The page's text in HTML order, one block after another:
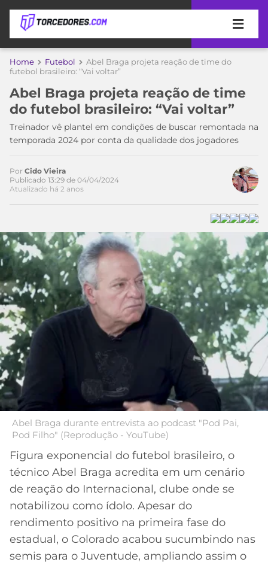
APOSTAS
DE
APOSTA
MELHORES
SITES
DE
APOSTAS
2026
PROMOCIONAL
BETBOOM
CÓDIGO
DE
INDICAÇÃO
BET365
MELHORES
APPS
DE
CASSINOS
ONLINE
MELHORES
CASSINOS
ONLINE
COPA
DO
MUNDO
TIMES
MEU
PALMEIRAS
CORINTHIANS
SÃO
FLAMENGO
FLUMINENSE
BOTAFOGO
VASCO
INTERNACIONAL
CAMPEONATOS
BRASILEIRÃO
SÉRIE
A
LIBERTADORES
PREMIER
LEAGUE
COPA
SUL-
AMERICANA
LIGA
DOS
CAMPEÕES
LALIGA
MÍDIA
ESPORTIVA
MERCADO
DA
BOLA
PALPITES
Home Futebol
Abel Braga projeta reação de time do
futebol brasileiro: “Vai voltar”
Abel Braga projeta reação de time
do futebol brasileiro: “Vai voltar”
Treinador vê plantel em condições de buscar remontada na
temporada 2024 por conta da qualidade dos jogadores
Acesse o perfil do autor
no Twitter
Por Cido Vieira
Publicado 13:29 de 04/04/2024
Atualizado há 2 anos
Abel Braga durante entrevista ao podcast "Pod Pai,
Pod Filho" (Reprodução - YouTube)
Figura exponencial do futebol brasileiro, o
técnico Abel Braga acredita em um cenário
de reação do Internacional, clube onde se
notabilizou como ídolo. Apesar do
rendimento positivo na primeira fase do
estadual, o Colorado acabou sucumbindo nas
semis para o Juventude, ampliando assim o